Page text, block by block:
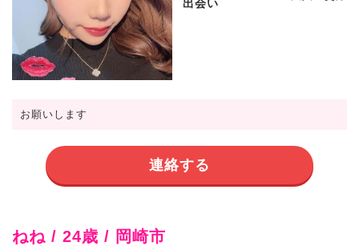
出会い
お願いします
連絡する
ねね / 24歳 / 岡崎市